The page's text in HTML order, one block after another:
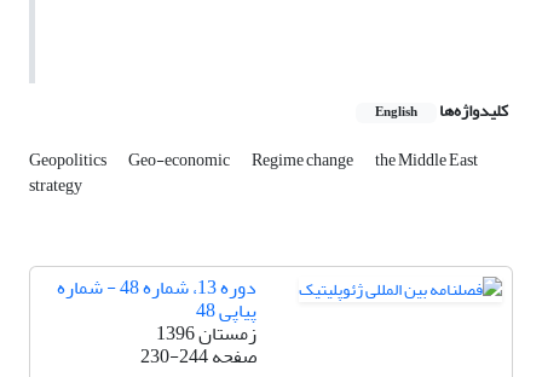
کلیدواژه‌ها English
Geopolitics Geo-economic Regime change the Middle East
strategy
دوره 13، شماره 48 - شماره
پیاپی 48
زمستان 1396
صفحه230-244